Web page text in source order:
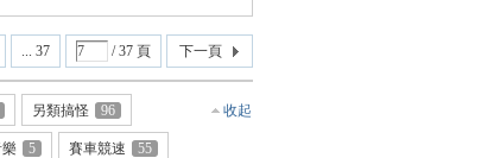
... 37 / 37 頁 下一頁
收起
另類搞怪 96
5 賽車競速 55